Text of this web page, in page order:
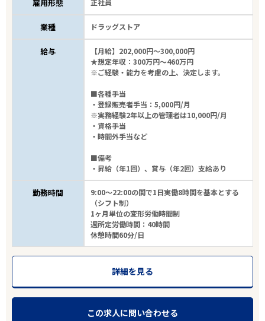
雇用形態
業種 ドラッグストア
給与
【月給】202,000円～300,000円
★想定年収：300万円～460万円
※ご経験・能力を考慮の上、決定します。
■各種手当
・登録販売者手当：5,000円/月
※実務経験2年以上の管理者は10,000円/月
・資格手当
・時間外手当など
■備考
・昇給（年1回）、賞与（年2回）支給あり
勤務時間
9:00～22:00の間で1日実働8時間を基本とする
（シフト制）
1ヶ月単位の変形労働時間制
週所定労働時間：40時間
休憩時間60分/日
詳細を見る
この求人に問い合わせる